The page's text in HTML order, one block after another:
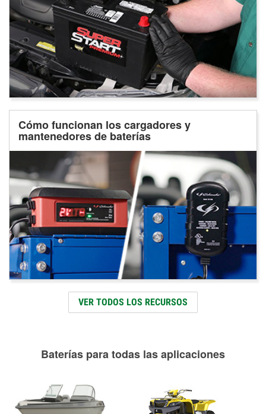
Cómo funcionan los cargadores y
mantenedores de baterías
VER TODOS LOS RECURSOS
Baterías para todas las aplicaciones